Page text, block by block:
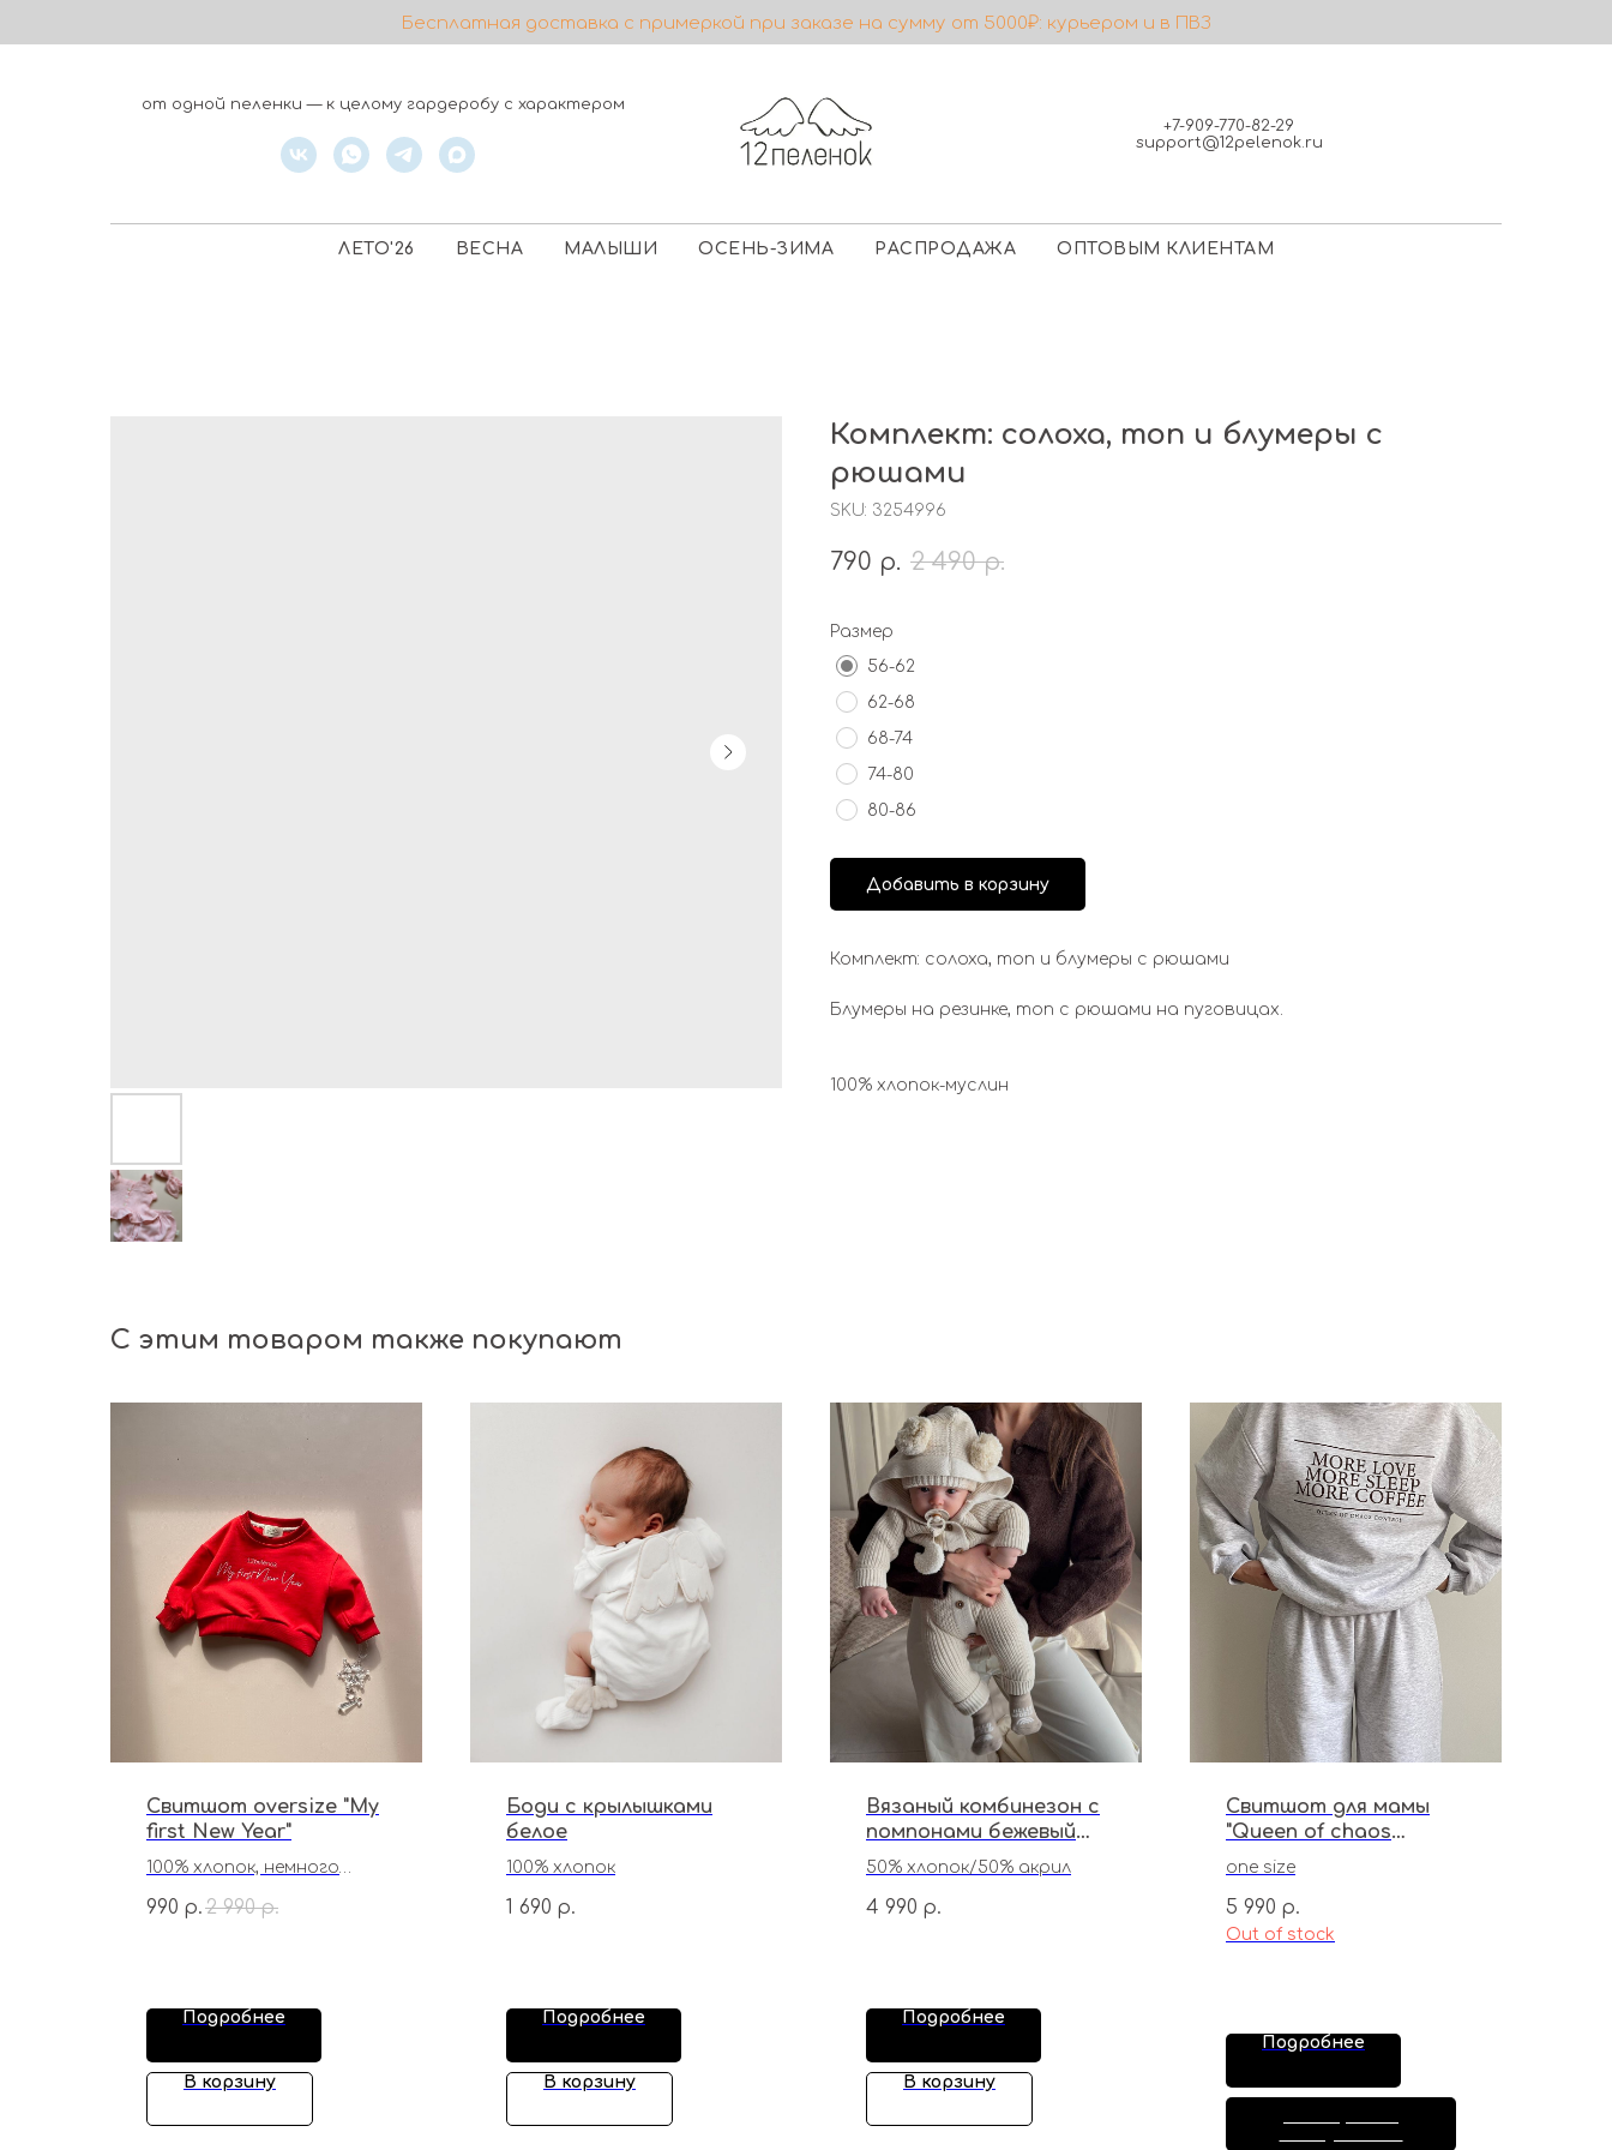
Бесплатная доставка с примеркой при заказе на сумму от 5000₽: курьером и в ПВЗ
от одной пеленки — к целому гардеробу с характером
+7-909-770-82-29
support@12pelenok.ru
ЛЕТО'26 ВЕСНА МАЛЫШИ ОСЕНЬ-ЗИМА РАСПРОДАЖА ОПТОВЫМ КЛИЕНТАМ
Комплект: солоха, топ и блумеры с
рюшами
SKU: 3254996
790 р. 2 490 р.
Размер
56-62
62-68
68-74
74-80
80-86
Добавить в корзину
Комплект: солоха, топ и блумеры с рюшами
Блумеры на резинке, топ с рюшами на пуговицах.
100% хлопок-муслин
С этим товаром также покупают
Свитшот oversize "My
first New Year"
100% хлопок, немного
990 р. 2 990 р.
Подробнее
В корзину
Боди с крылышками
белое
100% хлопок
1 690 р.
Подробнее
В корзину
Вязаный комбинезон с
помпонами бежевый
premium
50% хлопок/50% акрил
4 990 р.
Подробнее
В корзину
Свитшот для мамы
"Queen of chaos
control"
one size
5 990 р.
Out of stock
Подробнее